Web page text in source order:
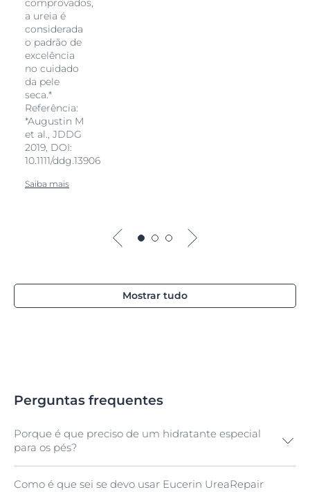
comprovados,
a ureia é
considerada
o padrão de
excelência
no cuidado
da pele
seca.*
Referência:
*Augustin M
et al., JDDG
2019, DOI:
10.1111/ddg.13906
Saiba mais
Mostrar tudo
Perguntas frequentes
Porque é que preciso de um hidratante especial
para os pés?
Os nossos pés são particularmente propensos a pele
Como é que sei se devo usar Eucerin UreaRepair